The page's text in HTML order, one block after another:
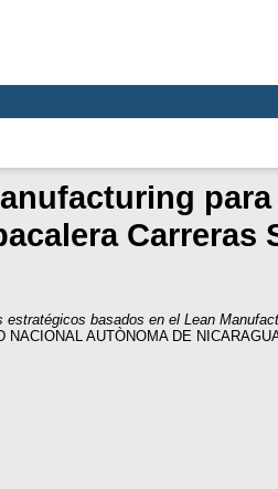
para
Carreras
estratégicos basados en el Lean
AUTÒNOMA DE